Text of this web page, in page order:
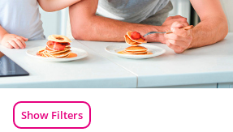
Show Filters